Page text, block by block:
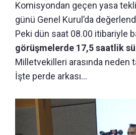
Komisyondan geçen yasa
günü Genel Kurul’da
Peki dün saat 08.00 itibariyle
görüşmelerde 17,5 saatlik
Milletvekilleri arasında neden
İşte perde arkası…